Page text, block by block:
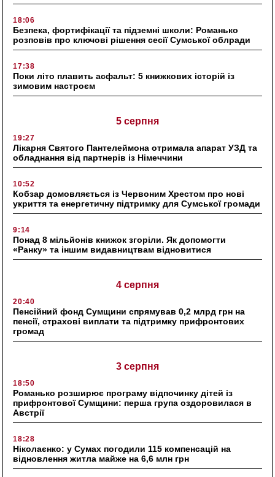
18:06
Безпека, фортифікації та підземні школи: Романько
розповів про ключові рішення сесії Сумської облради
17:38
Поки літо плавить асфальт: 5 книжкових історій із
зимовим настроєм
5 серпня
19:27
Лікарня Святого Пантелеймона отримала апарат УЗД та
обладнання від партнерів із Німеччини
10:52
Кобзар домовляється із Червоним Хрестом про нові
укриття та енергетичну підтримку для Сумської громади
9:14
Понад 8 мільйонів книжок згоріли. Як допомогти
«Ранку» та іншим видавництвам відновитися
4 серпня
20:40
Пенсійний фонд Сумщини спрямував 0,2 млрд грн на
пенсії, страхові виплати та підтримку прифронтових
громад
3 серпня
18:50
Романько розширює програму відпочинку дітей із
прифронтової Сумщини: перша група оздоровилася в
Австрії
18:28
Ніколаєнко: у Сумах погодили 115 компенсацій на
відновлення житла майже на 6,6 млн грн